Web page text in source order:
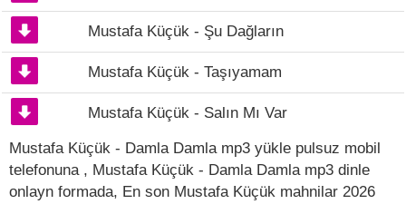
Mustafa Küçük - Şu Dağların
Mustafa Küçük - Taşıyamam
Mustafa Küçük - Salın Mı Var
Mustafa Küçük - Damla Damla mp3 yükle pulsuz mobil
telefonuna , Mustafa Küçük - Damla Damla mp3 dinle
onlayn formada, En son Mustafa Küçük mahnilar 2026